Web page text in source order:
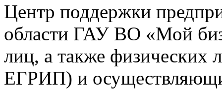
Центр поддержки
области ГАУ ВО «Мой
лиц, а также
ЕГРИП) и